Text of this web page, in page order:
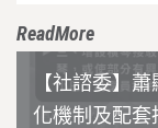
ReadMore
【社諮委】
化機制及配套